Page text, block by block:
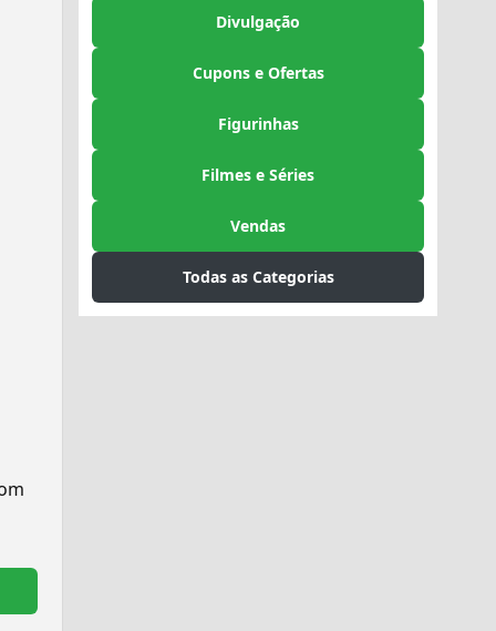
Divulgação
Cupons e Ofertas
Figurinhas
Filmes e Séries
Vendas
Todas as Categorias